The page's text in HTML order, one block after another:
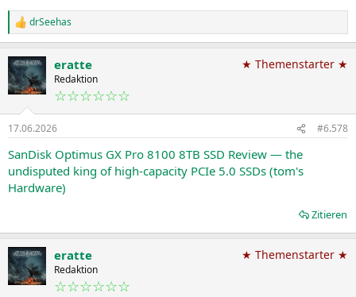
R
e
k
t
i
n
e
n
:
drSeehas
eratte
Redaktion
☆☆☆☆☆☆
★ Themenstarter ★
17.06.2026 #6.578
SanDisk Optimus GX Pro 8100 8TB SSD Review — the
undisputed king of high-capacity PCIe 5.0 SSDs (tom's
Hardware)
Zitieren
eratte
Redaktion
☆☆☆☆☆☆
★ Themenstarter ★